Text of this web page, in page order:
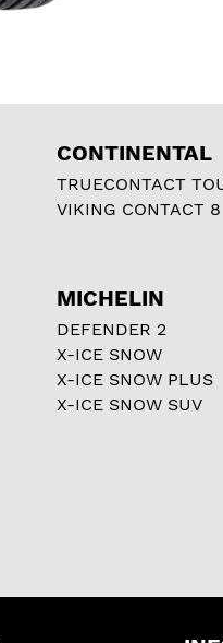
CONTINENTAL
TRUECONTACT
VIKING CONTACT 8
MICHELIN
DEFENDER 2
X-ICE SNOW
X-ICE SNOW PLUS
X-ICE SNOW SUV